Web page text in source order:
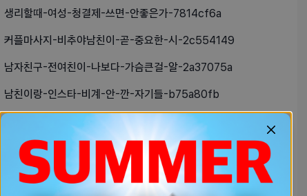
생리할때-여성-청결제-쓰면-안좋은가-7814cf6a
커플마사지-비추야남친이-곧-중요한-시-2c554149
남자친구-전여친이-나보다-가슴큰걸-알-2a37075a
남친이랑-인스타-비계-안-깐-자기들-b75a80fb
남자친구가-너~~무-지루야한-15분-91b40697
남친만나고-난-후로-혼자있는게-너무-fb304625